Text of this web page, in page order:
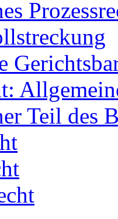
Teil des